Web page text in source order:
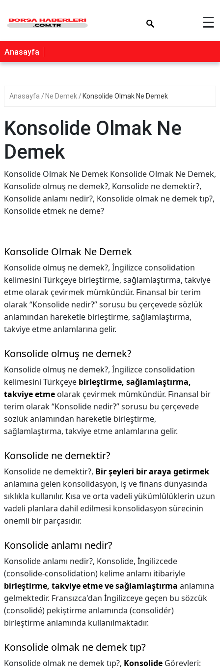
☰
Anasayfa
Anasayfa Ne Demek Konsolide Olmak Ne Demek
Konsolide Olmak Ne
Demek
Konsolide Olmak Ne Demek Konsolide Olmak Ne Demek,
Konsolide olmuş ne demek?, Konsolide ne demektir?,
Konsolide anlamı nedir?, Konsolide olmak ne demek tıp?,
Konsolide etmek ne deme?
Konsolide Olmak Ne Demek
Konsolide olmuş ne demek?, İngilizce consolidation
kelimesini Türkçeye birleştirme, sağlamlaştırma, takviye
etme olarak çevirmek mümkündür. Finansal bir terim
olarak “Konsolide nedir?” sorusu bu çerçevede sözlük
anlamından hareketle birleştirme, sağlamlaştırma,
takviye etme anlamlarına gelir.
Konsolide olmuş ne demek?
Konsolide olmuş ne demek?, İngilizce consolidation
kelimesini Türkçeye birleştirme, sağlamlaştırma,
takviye etme olarak çevirmek mümkündür. Finansal bir
terim olarak “Konsolide nedir?” sorusu bu çerçevede
sözlük anlamından hareketle birleştirme,
sağlamlaştırma, takviye etme anlamlarına gelir.
Konsolide ne demektir?
Konsolide ne demektir?, Bir şeyleri bir araya getirmek
anlamına gelen konsolidasyon, iş ve finans dünyasında
sıklıkla kullanılır. Kısa ve orta vadeli yükümlülüklerin uzun
vadeli planlara dahil edilmesi konsolidasyon sürecinin
önemli bir parçasıdır.
Konsolide anlamı nedir?
Konsolide anlamı nedir?, Konsolide, İngilizcede
(consolide-consolidation) kelime anlamı itibariyle
birleştirme, takviye etme ve sağlamlaştırma anlamına
gelmektedir. Fransızca'dan İngilizceye geçen bu sözcük
(consolidé) pekiştirme anlamında (consolidér)
birleştirme anlamında kullanılmaktadır.
Konsolide olmak ne demek tıp?
Konsolide olmak ne demek tıp?, Konsolide Görevleri: